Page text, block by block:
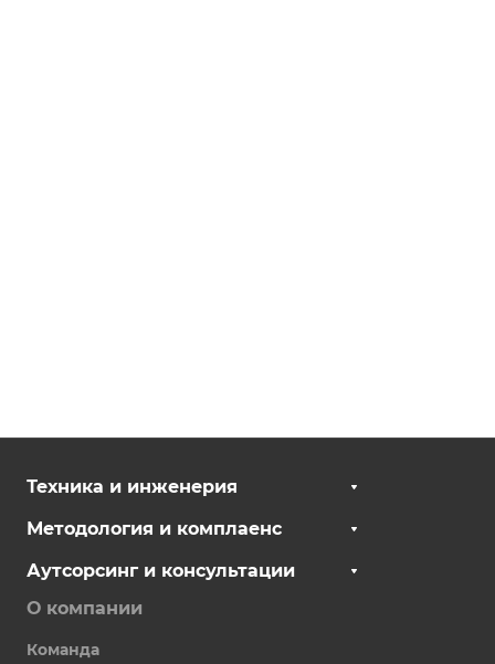
Техника и инженерия
Методология и комплаенс
Аутсорсинг и консультации
О компании
Команда